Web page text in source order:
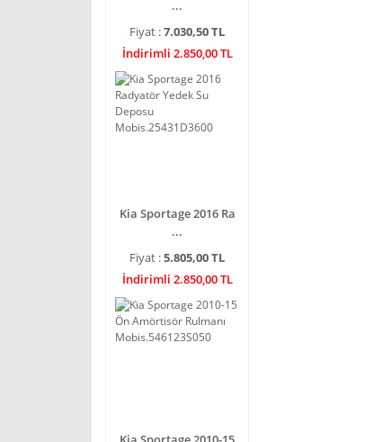
...
Fiyat :7.030,50 TL
İndirimli 2.850,00 TL
Kia Sportage 2016 Ra
...
Fiyat :5.805,00 TL
İndirimli 2.850,00 TL